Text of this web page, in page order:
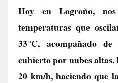
Hoy en Logroño,
temperaturas que
33°C, acompañado
cubierto por nubes
20 km/h, haciendo que